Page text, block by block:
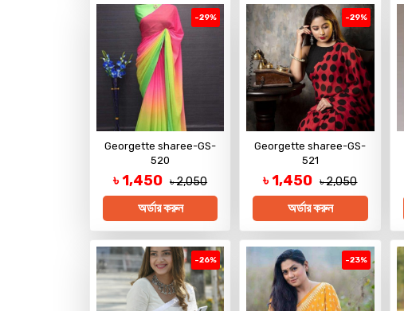
-29%
Georgette sharee-GS-
520
৳ 1,450 ৳ 2,050
অর্ডার করুন
-29%
Georgette sharee-GS-
521
৳ 1,450 ৳ 2,050
অর্ডার করুন
-26% -23%